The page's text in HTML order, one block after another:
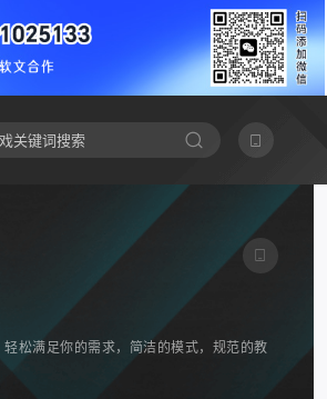
松满足你的需求，简洁的模式，规范的教